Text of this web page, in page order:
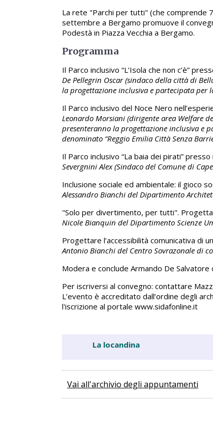
La rete "Parchi per tutti" (che comprende
settembre a Bergamo promuove il
Podestà in Piazza Vecchia a Bergamo.
Programma
Il Parco inclusivo “L’Isola che non c’è”
De Pellegrin Oscar (sindaco della città di
la progettazione inclusiva e partecipata per
Il Parco inclusivo del Noce Nero
Leonardo Morsiani (dirigente area Welfare
presenteranno la progettazione inclusiva e
denominato “Reggio Emilia Città Senza
Il Parco inclusivo “La baia dei pirati”
Severgnini Alex (Sindaco del Comune di
Inclusione sociale ed ambientale: il gioco
Alessandro Bianchi del Dipartimento
"Solo per divertimento, per tutti".
Nicole Bianquin del Dipartimento Scienze
Progettare l’accessibilità comunicativa di
Antonio Bianchi del Centro Sovrazonale di
Modera e conclude Armando De
Per iscriversi al convegno: contattare
L’evento è accreditato dall’ordine degli
l'iscrizione al portale www.sidafonline.it
La locandina
Vai all'archivio degli appuntamenti